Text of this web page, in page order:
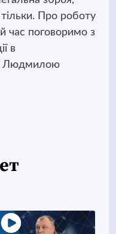
Про роботу
час поговоримо з
в
Людмилою